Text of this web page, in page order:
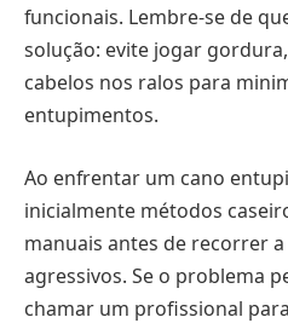
funcionais. Lembre-se de
solução: evite jogar
cabelos nos ralos para
entupimentos.
Ao enfrentar um cano
inicialmente métodos
manuais antes de recorrer
agressivos. Se o problema
chamar um profissional